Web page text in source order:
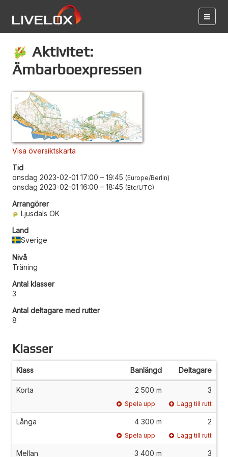
Aktivitet:
Ämbarboexpressen
Visa översiktskarta
Tid
onsdag 2023-02-01 17:00 – 19:45 Europe/Berlin
onsdag 2023-02-01 16:00 – 18:45 Etc/UTC
Arrangörer
Ljusdals OK
Land
Sverige
Nivå
Träning
Antal klasser
3
Antal deltagare med rutter
8
Klasser
Klass Banlängd Deltagare
Korta 2 500 m 3
Spela upp Lägg till rutt
Långa 4 300 m 2
Spela upp Lägg till rutt
Mellan 3 400 m 3